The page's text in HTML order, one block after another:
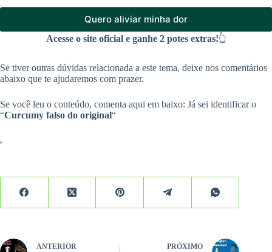
Quero aliviar minha dor
Acesse o site oficial e ganhe 2 potes extras!👆
Se tiver outras dúvidas relacionada a este tema, deixe nos comentários
abaixo que te ajudaremos com prazer.
Se você leu o conteúdo, comenta aqui em baixo: Já sei identificar o
“Curcumy falso do original“
ANTERIOR PRÓXIMO